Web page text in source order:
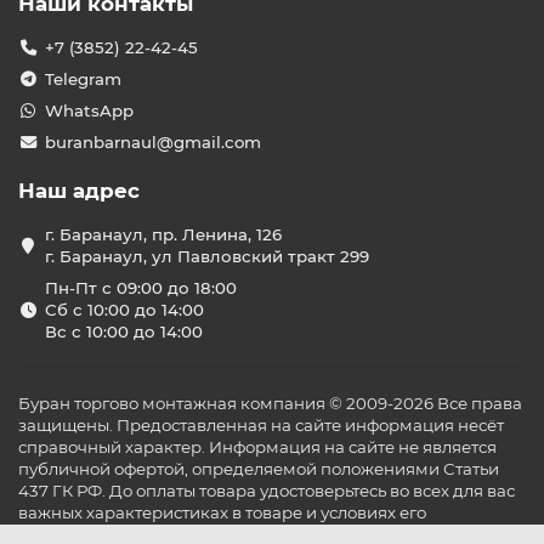
Владельцам магазинов и супермаркетов
кортам
Фармацевтическим компаниям и лабораториям
Логистическим и складским комплексам
ИТ-компаниям для охлаждения серверных
Преимущества покупки
холодильной сплит-системы у
нас
Работаем с проверенными брендами: Polair,
Ариада, Bitzer, Danfoss и другими
Официальная гарантия от 1 года до 3 лет
Сертифицированный монтаж в Барнауле
Помощь в расчётах и подборе мощности под
Ассортимент: на что обратить
внимание при выборе
В каталоге «БУРАН» вы найдёте какбытовые сплит-
системы для охлаждения продуктовв кафе и
ресторанах, так ипромышленные холодильные
+7 (3852) 22-42-45
Telegram
WhatsApp
buranbarnaul@gmail.com
Наш адрес
г. Баранаул, пр. Ленина, 126
г. Баранаул, ул Павловский тракт 299
Пн-Пт с 09:00 до 18:00
Сб с 10:00 до 14:00
Вс с 10:00 до 14:00
Буран торгово монтажная компания © 2009-2026 Все права
защищены. Предоставленная на сайте информация несёт
справочный характер. Информация на сайте не является
публичной офертой, определяемой положениями Статьи
437 ГК РФ. До оплаты товара удостоверьтесь во всех для вас
важных характеристиках в товаре и условиях его